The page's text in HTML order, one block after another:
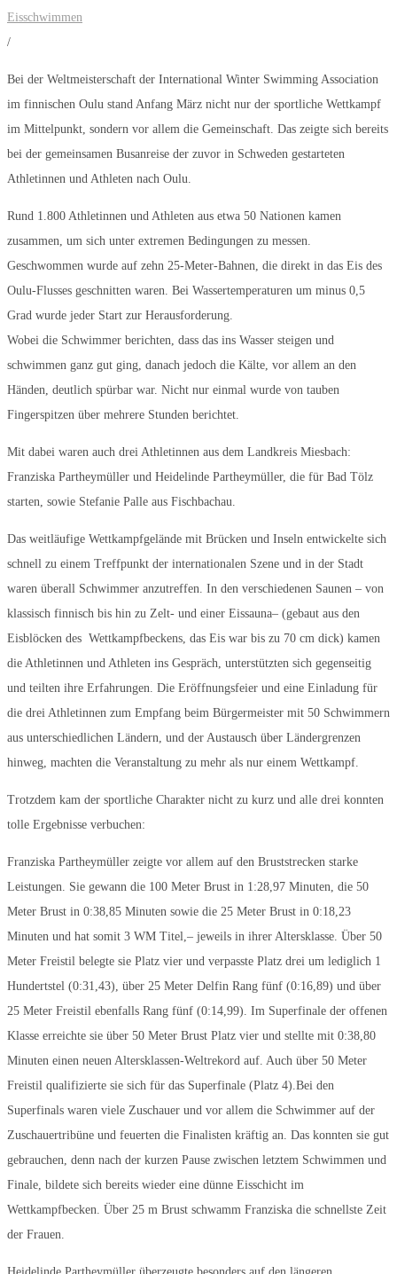
Eisschwimmen
/
Bei der Weltmeisterschaft der International Winter Swimming Association
im finnischen Oulu stand Anfang März nicht nur der sportliche Wettkampf
im Mittelpunkt, sondern vor allem die Gemeinschaft. Das zeigte sich bereits
bei der gemeinsamen Busanreise der zuvor in Schweden gestarteten
Athletinnen und Athleten nach Oulu.
Rund 1.800 Athletinnen und Athleten aus etwa 50 Nationen kamen
zusammen, um sich unter extremen Bedingungen zu messen.
Geschwommen wurde auf zehn 25-Meter-Bahnen, die direkt in das Eis des
Oulu-Flusses geschnitten waren. Bei Wassertemperaturen um minus 0,5
Grad wurde jeder Start zur Herausforderung.
Wobei die Schwimmer berichten, dass das ins Wasser steigen und
schwimmen ganz gut ging, danach jedoch die Kälte, vor allem an den
Händen, deutlich spürbar war. Nicht nur einmal wurde von tauben
Fingerspitzen über mehrere Stunden berichtet.
Mit dabei waren auch drei Athletinnen aus dem Landkreis Miesbach:
Franziska Partheymüller und Heidelinde Partheymüller, die für Bad Tölz
starten, sowie Stefanie Palle aus Fischbachau.
Das weitläufige Wettkampfgelände mit Brücken und Inseln entwickelte sich
schnell zu einem Treffpunkt der internationalen Szene und in der Stadt
waren überall Schwimmer anzutreffen. In den verschiedenen Saunen – von
klassisch finnisch bis hin zu Zelt- und einer Eissauna– (gebaut aus den
Eisblöcken des Wettkampfbeckens, das Eis war bis zu 70 cm dick) kamen
die Athletinnen und Athleten ins Gespräch, unterstützten sich gegenseitig
und teilten ihre Erfahrungen. Die Eröffnungsfeier und eine Einladung für
die drei Athletinnen zum Empfang beim Bürgermeister mit 50 Schwimmern
aus unterschiedlichen Ländern, und der Austausch über Ländergrenzen
hinweg, machten die Veranstaltung zu mehr als nur einem Wettkampf.
Trotzdem kam der sportliche Charakter nicht zu kurz und alle drei konnten
tolle Ergebnisse verbuchen:
Franziska Partheymüller zeigte vor allem auf den Bruststrecken starke
Leistungen. Sie gewann die 100 Meter Brust in 1:28,97 Minuten, die 50
Meter Brust in 0:38,85 Minuten sowie die 25 Meter Brust in 0:18,23
Minuten und hat somit 3 WM Titel,– jeweils in ihrer Altersklasse. Über 50
Meter Freistil belegte sie Platz vier und verpasste Platz drei um lediglich 1
Hundertstel (0:31,43), über 25 Meter Delfin Rang fünf (0:16,89) und über
25 Meter Freistil ebenfalls Rang fünf (0:14,99). Im Superfinale der offenen
Klasse erreichte sie über 50 Meter Brust Platz vier und stellte mit 0:38,80
Minuten einen neuen Altersklassen-Weltrekord auf. Auch über 50 Meter
Freistil qualifizierte sie sich für das Superfinale (Platz 4).Bei den
Superfinals waren viele Zuschauer und vor allem die Schwimmer auf der
Zuschauertribüne und feuerten die Finalisten kräftig an. Das konnten sie gut
gebrauchen, denn nach der kurzen Pause zwischen letztem Schwimmen und
Finale, bildete sich bereits wieder eine dünne Eisschicht im
Wettkampfbecken. Über 25 m Brust schwamm Franziska die schnellste Zeit
der Frauen.